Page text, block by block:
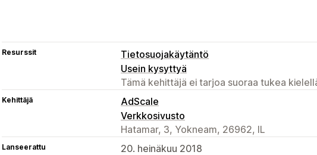
Resurssit
Tietosuojakäytäntö
Usein kysyttyä
Tämä kehittäjä ei tarjoa suoraa tukea
Kehittäjä
AdScale
Verkkosivusto
Hatamar, 3, Yokneam, 26962, IL
Lanseerattu 20. heinäkuu 2018